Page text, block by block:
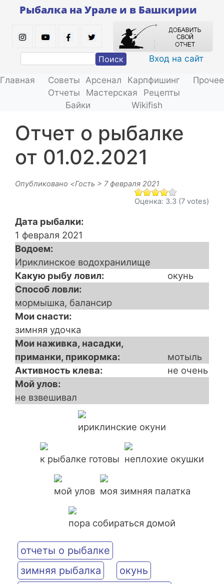
Перейти
основному
содержанию
Рыбалка на Урале и в Башкирии
Поиск Вход на сайт
Главная Советы Арсенал
Карпфишинг
Отчеты
Мастерская
Рецепты
Байки
Wikifish
Прочее
Отчет о рыбалке
от 01.02.2021
Опубликовано <Гость > 7 февраля 2021
Оценка: 3.3 (7 votes)
Дата рыбалки
1 февраля 2021
Водоем
Ириклинское водохранилище
Какую рыбу ловил
окунь
Способ ловли
мормышка, балансир
Мои снасти
зимняя удочка
Мои наживка, насадки,
приманки, прикормка
мотыль
Активность клева
не очень
Мой улов
не взвешивал
ириклинские окуни
к рыбалке готовы неплохие окушки
мой улов моя зимняя палатка
пора собираться домой
отчеты о рыбалке
зимняя рыбалка
окунь